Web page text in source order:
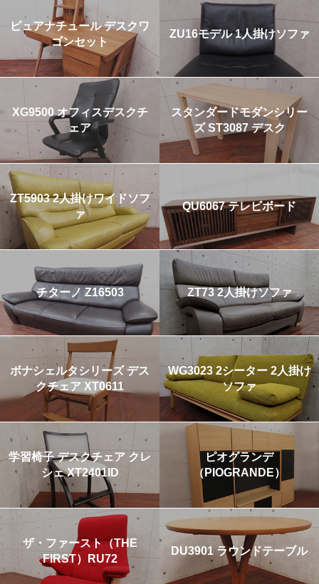
ピュアナチュール デスクワ
ゴンセット
ZU16モデル 1人掛けソファ
XG9500 オフィスデスクチ
ェア
スタンダードモダンシリー
ズ ST3087 デスク
ZT5903 2人掛けワイドソフ
ァ
QU6067 テレビボード
チターノ Z16503 ZT73 2人掛けソファ
ボナシェルタシリーズ デス
クチェア XT0611
WG3023 2シーター 2人掛け
ソファ
学習椅子 デスクチェア クレ
シェ XT2401ID
ピオグランデ
（PIOGRANDE）
ザ・ファースト（THE
FIRST）RU72
DU3901 ラウンドテーブル